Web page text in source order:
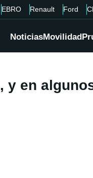
EBRO Renault Ford
NoticiasMovilidad
y en